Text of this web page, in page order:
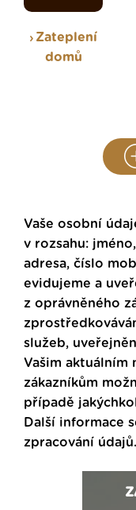
Zateplení
domů
Vaše osobní
v rozsahu:
adresa, číslo
evidujeme a
z oprávněného
služeb,
Vašim aktuálním
zákazníkům
případě
Další informace
zpracování údajů.